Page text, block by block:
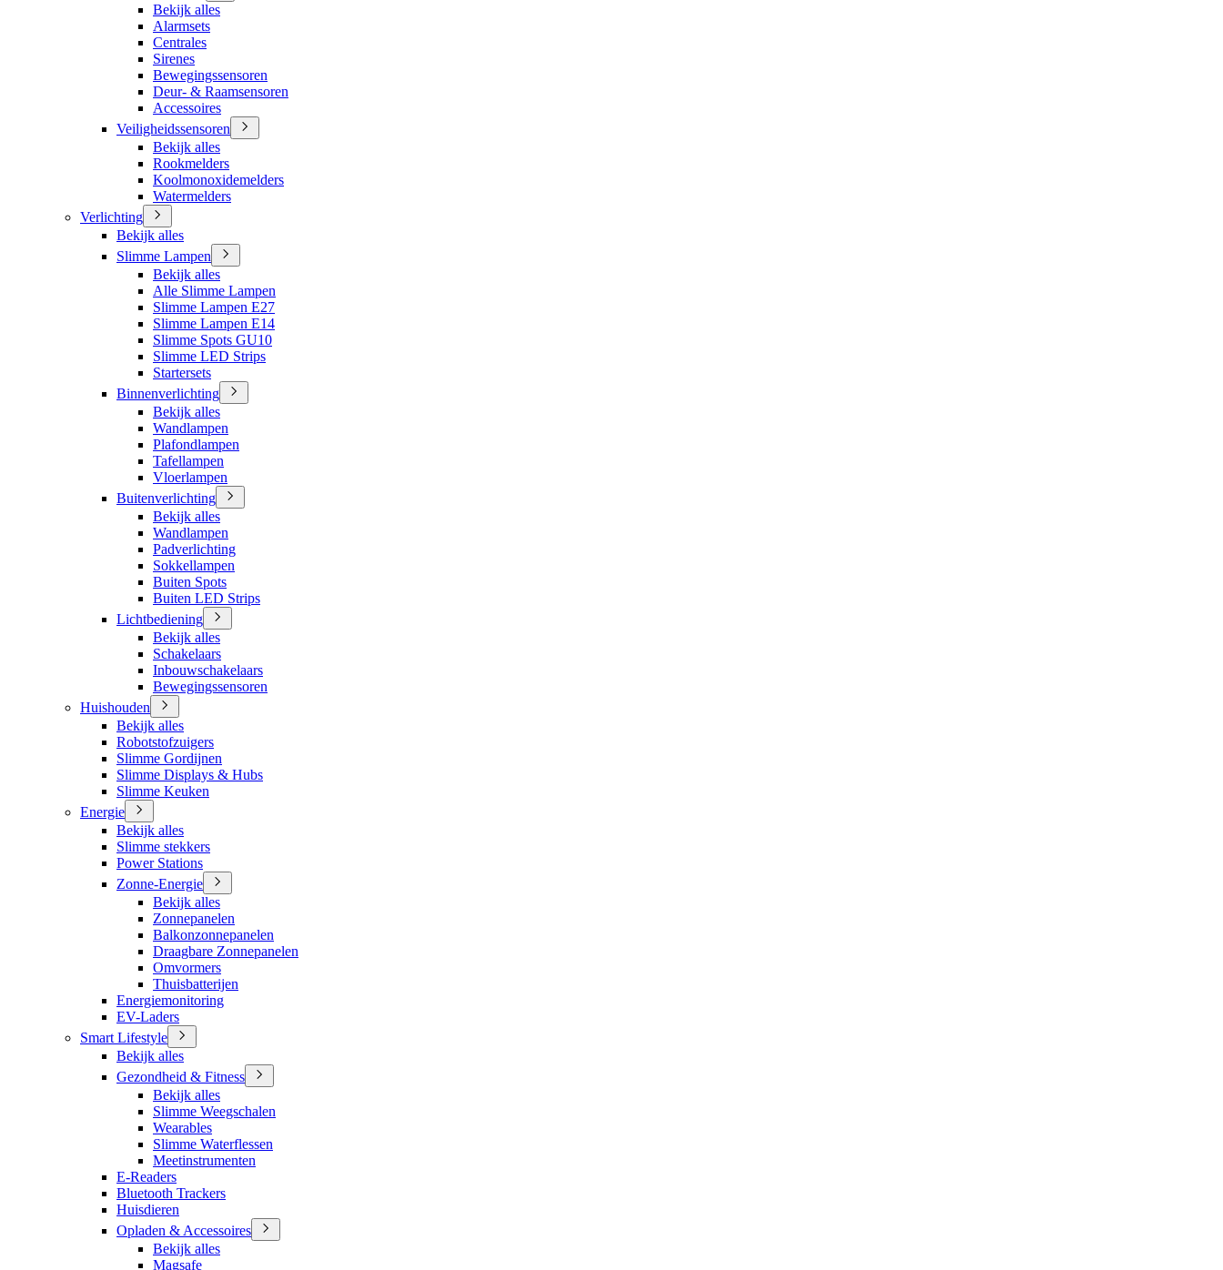
Bekijk alles
Alarmsets
Centrales
Sirenes
Bewegingssensoren
Deur- & Raamsensoren
Accessoires
Veiligheidssensoren
Bekijk alles
Rookmelders
Koolmonoxidemelders
Watermelders
Verlichting
Bekijk alles
Slimme Lampen
Bekijk alles
Alle Slimme Lampen
Slimme Lampen E27
Slimme Lampen E14
Slimme Spots GU10
Slimme LED Strips
Startersets
Binnenverlichting
Bekijk alles
Wandlampen
Plafondlampen
Tafellampen
Vloerlampen
Buitenverlichting
Bekijk alles
Wandlampen
Padverlichting
Sokkellampen
Buiten Spots
Buiten LED Strips
Lichtbediening
Bekijk alles
Schakelaars
Inbouwschakelaars
Bewegingssensoren
Huishouden
Bekijk alles
Robotstofzuigers
Slimme Gordijnen
Slimme Displays & Hubs
Slimme Keuken
Energie
Bekijk alles
Slimme stekkers
Power Stations
Zonne-Energie
Bekijk alles
Zonnepanelen
Balkonzonnepanelen
Draagbare Zonnepanelen
Omvormers
Thuisbatterijen
Energiemonitoring
EV-Laders
Smart Lifestyle
Bekijk alles
Gezondheid & Fitness
Bekijk alles
Slimme Weegschalen
Wearables
Slimme Waterflessen
Meetinstrumenten
E-Readers
Bluetooth Trackers
Huisdieren
Opladen & Accessoires
Bekijk alles
Magsafe